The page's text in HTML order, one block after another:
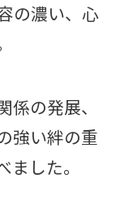
の濃い、心
の発展、
強い絆の重
した。